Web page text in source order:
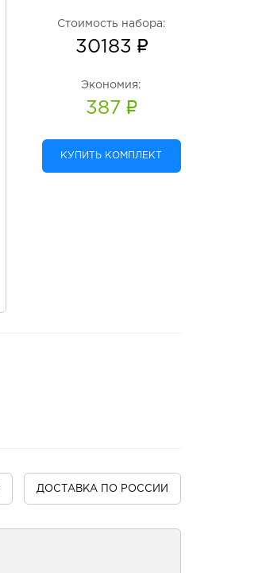
Стоимость набора:
30183
Экономия:
387
КУПИТЬ КОМПЛЕКТ
ДОСТАВКА ПО РОССИИ